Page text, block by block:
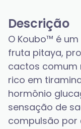
Descrição
O Koubo™ é
fruta pitaya,
cactos comum
rico em
hormônio
sensação de
compulsão por